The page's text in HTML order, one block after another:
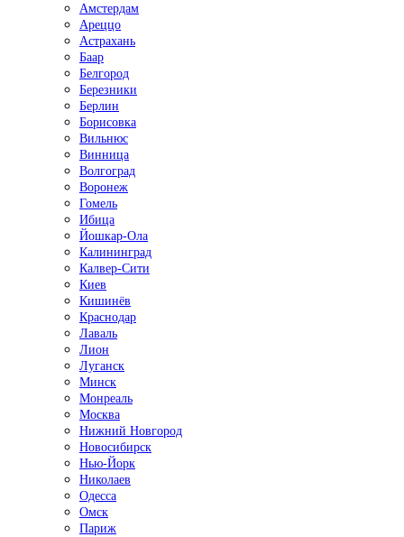
Амстердам
Ареццо
Астрахань
Баар
Белгород
Березники
Берлин
Борисовка
Вильнюс
Винница
Волгоград
Воронеж
Гомель
Ибица
Йошкар-Ола
Калининград
Калвер-Сити
Киев
Кишинёв
Краснодар
Лаваль
Лион
Луганск
Минск
Монреаль
Москва
Нижний Новгород
Новосибирск
Нью-Йорк
Николаев
Одесса
Омск
Париж